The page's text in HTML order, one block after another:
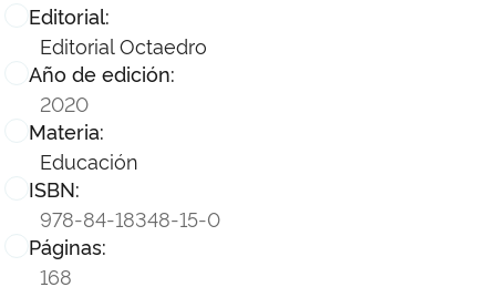
Editorial:
Editorial Octaedro
Año de edición:
2020
Materia:
Educación
ISBN:
978-84-18348-15-0
Páginas:
168